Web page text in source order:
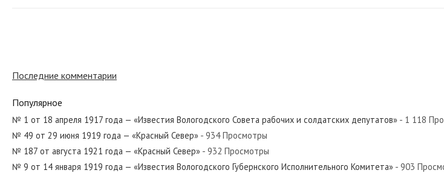
№ 224 от ноября 1955 года — «Красный Север»
№ 15 от января 1974 года — «Красный Север»
Последние комментарии
Популярное
№ 1 от 18 апреля 1917 года — «Известия Вологодского Совета рабочих и солдатских депутатов» - 1 118
№ 49 от 29 июня 1919 года — «Красный Север» - 934 Просмотры
№ 187 от августа 1921 года — «Красный Север» - 932 Просмотры
№ 9 от 14 января 1919 года — «Известия Вологодского Губернского Исполнительного Комитета» - 903